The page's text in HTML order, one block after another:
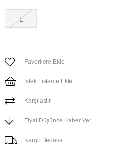
L
Favorilere Ekle
İstek Listeme Ekle
Karşılaştır
Fiyat Düşünce Haber Ver
Kargo Bedava